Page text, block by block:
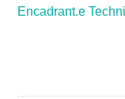
Encadrant.e